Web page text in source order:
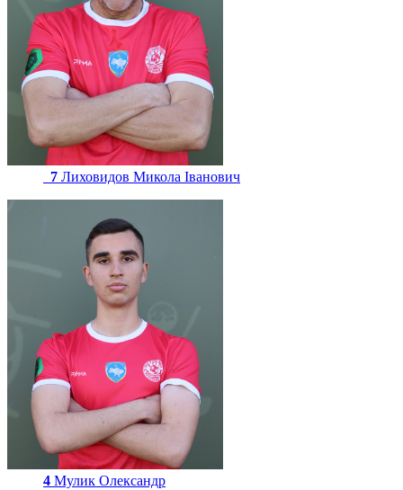
7 Лиховидов Микола Іванович
4 Мулик Олександр